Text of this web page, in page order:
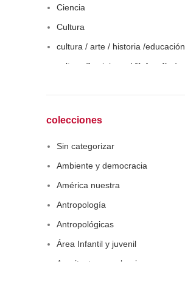
Ciencia
Cultura
cultura / arte / historia /educación
cultura /feminismo / filofosofía /
Economía
colecciones
Sin categorizar
Ambiente y democracia
América nuestra
Antropología
Antropológicas
Área Infantil y juvenil
Arquitectura y urbanismo